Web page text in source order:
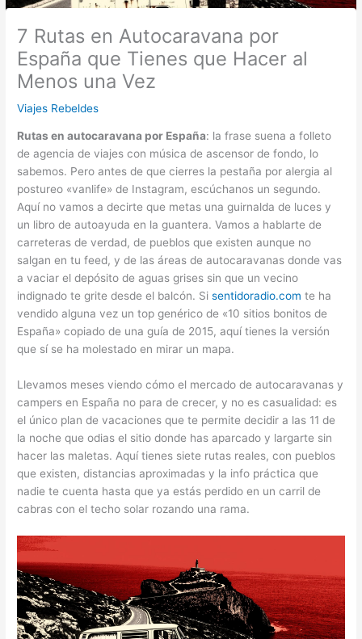
7 Rutas en Autocaravana por
España que Tienes que Hacer al
Menos una Vez
Viajes Rebeldes
Rutas en autocaravana por España: la frase suena a folleto
de agencia de viajes con música de ascensor de fondo, lo
sabemos. Pero antes de que cierres la pestaña por alergia al
postureo «vanlife» de Instagram, escúchanos un segundo.
Aquí no vamos a decirte que metas una guirnalda de luces y
un libro de autoayuda en la guantera. Vamos a hablarte de
carreteras de verdad, de pueblos que existen aunque no
salgan en tu feed, y de las áreas de autocaravanas donde vas
a vaciar el depósito de aguas grises sin que un vecino
indignado te grite desde el balcón. Sisentidoradio.com te ha
vendido alguna vez un top genérico de «10 sitios bonitos de
España» copiado de una guía de 2015, aquí tienes la versión
que sí se ha molestado en mirar un mapa.
Llevamos meses viendo cómo el mercado de autocaravanas y
campers en España no para de crecer, y no es casualidad: es
el único plan de vacaciones que te permite decidir a las 11 de
la noche que odias el sitio donde has aparcado y largarte sin
hacer las maletas. Aquí tienes siete rutas reales, con pueblos
que existen, distancias aproximadas y la info práctica que
nadie te cuenta hasta que ya estás perdido en un carril de
cabras con el techo solar rozando una rama.